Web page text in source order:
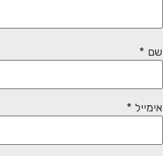
שם *
אימייל *